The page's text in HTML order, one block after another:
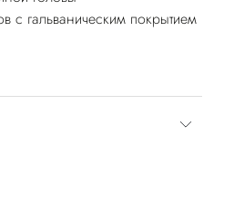
с гальваническим покрытием